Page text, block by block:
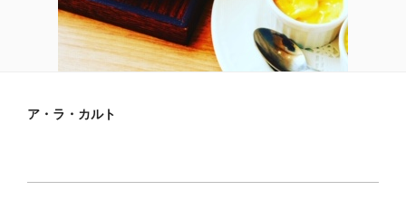
ア・ラ・カルト